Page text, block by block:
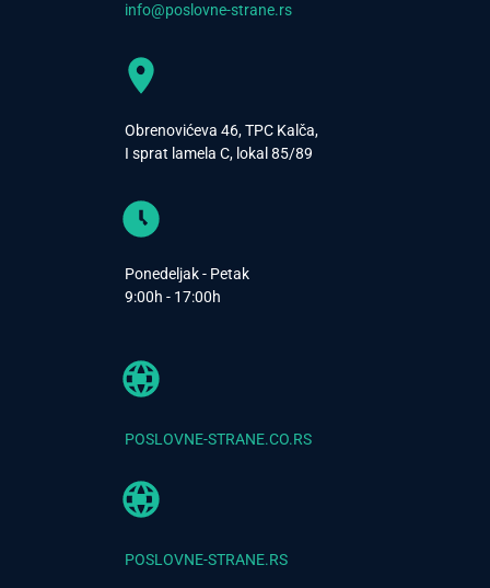
info@poslovne-strane.rs
Obrenovićeva 46, TPC Kalča,
I sprat lamela C, lokal 85/89
Ponedeljak - Petak
9:00h - 17:00h
POSLOVNE-STRANE.CO.RS
POSLOVNE-STRANE.RS